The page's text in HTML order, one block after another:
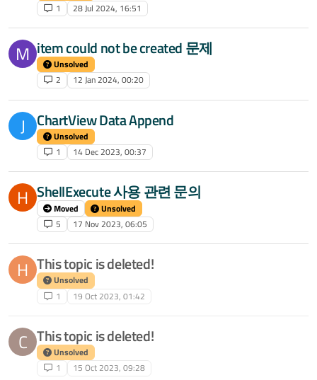
1
28 Jul 2024, 16:51
M item could not be created 문제
Unsolved
2
12 Jan 2024, 00:20
J ChartView Data Append
Unsolved
1
14 Dec 2023, 00:37
H ShellExecute 사용 관련 문의
Moved
Unsolved
5
17 Nov 2023, 06:05
H This topic is deleted!
Unsolved
1
19 Oct 2023, 01:42
C This topic is deleted!
Unsolved
1
15 Oct 2023, 09:28